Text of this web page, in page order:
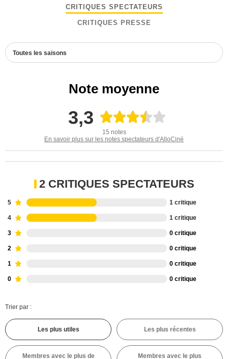
CRITIQUES SPECTATEURS
CRITIQUES PRESSE
Toutes les saisons
Note moyenne
3,3
15 notes
En savoir plus sur les notes spectateurs d'AlloCiné
2 CRITIQUES SPECTATEURS
5 1 critique
4 1 critique
3 0 critique
2 0 critique
1 0 critique
0 0 critique
Trier par :
Les plus utiles Les plus récentes
Membres avec le plus de
Membres avec le plus